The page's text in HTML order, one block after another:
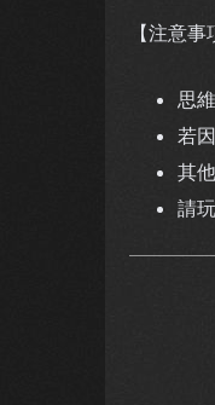
【注意事
思
若
其
請